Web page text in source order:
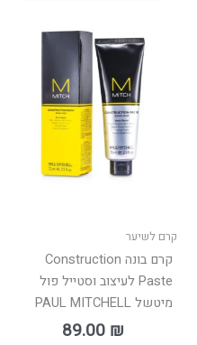
קרם לשיער
קרם בונה Construction
Paste לעיצוב וסטייל פול
מיטשל PAUL MITCHELL
89.00 ₪